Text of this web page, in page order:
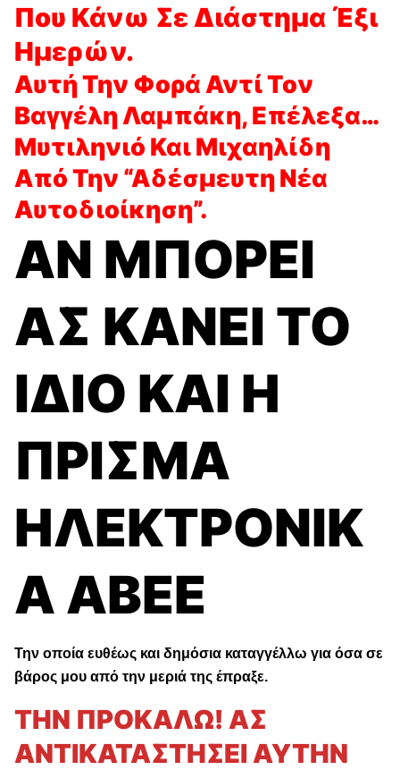
Που Κάνω Σε Διάστημα Έξι
Ημερών.
Αυτή Την Φορά Αντί Τον
Βαγγέλη Λαμπάκη, Επέλεξα…
Μυτιληνιό Και Μιχαηλίδη
Από Την “Αδέσμευτη Νέα
Αυτοδιοίκηση”.
ΑΝ ΜΠΟΡΕΙ
ΑΣ ΚΑΝΕΙ ΤΟ
ΙΔΙΟ ΚΑΙ Η
ΠΡΙΣΜΑ
ΗΛΕΚΤΡΟΝΙΚ
Α ΑΒΕΕ
Την οποία ευθέως και δημόσια καταγγέλλω για όσα σε
βάρος μου από την μεριά της έπραξε.
ΤΗΝ ΠΡΟΚΑΛΩ! ΑΣ
ΑΝΤΙΚΑΤΑΣΤΗΣΕΙ ΑΥΤΗΝ